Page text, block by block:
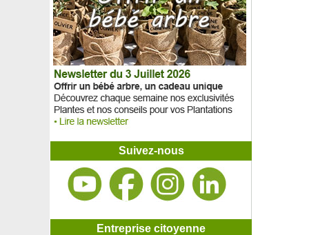
Amélanchier canadensis
Amélanchier ovalis
Ancolie 'Blue Star'
Ancolie 'Crismon Star'
Ancolie 'Kristall'
Ancolie 'Nora Barlow'
Andromède campanulée
Andromède en arbre
Andromède, Pieris
Anémone du Japon rose
Anémone du Japon rose foncé
Aneth
Angélique en arbre du Japon
Anisodontea
Anthurium à fleurs roses
Suivez-nous
Entreprise citoyenne